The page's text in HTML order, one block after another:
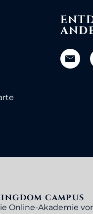
CAMPUS
Online-Akademie